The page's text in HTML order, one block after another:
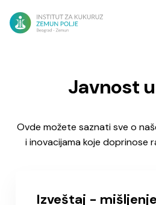
Javnost
Ovde možete saznati sve o
i inovacijama koje doprinose
Izveštaj -